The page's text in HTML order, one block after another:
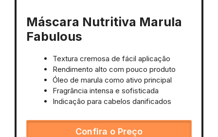
Máscara Nutritiva Marula
Fabulous
Textura cremosa de fácil aplicação
Rendimento alto com pouco produto
Óleo de marula como ativo principal
Fragrância intensa e sofisticada
Indicação para cabelos danificados
Confira o Preço